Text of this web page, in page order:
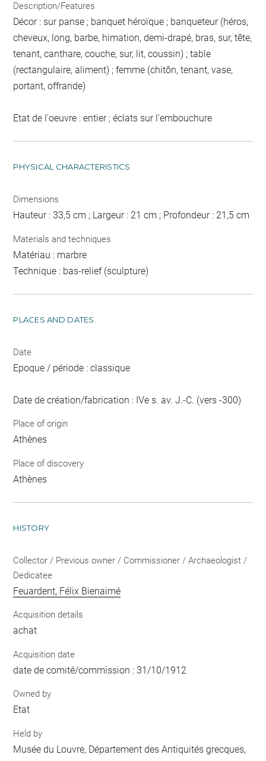
Description/Features
Décor : sur panse ; banquet héroïque ; banqueteur (héros,
cheveux, long, barbe, himation, demi-drapé, bras, sur, tête,
tenant, canthare, couche, sur, lit, coussin) ; table
(rectangulaire, aliment) ; femme (chitôn, tenant, vase,
portant, offrande)
Etat de l'oeuvre : entier ; éclats sur l'embouchure
PHYSICAL CHARACTERISTICS
Dimensions
Hauteur : 33,5 cm ; Largeur : 21 cm ; Profondeur : 21,5 cm
Materials and techniques
Matériau : marbre
Technique : bas-relief (sculpture)
PLACES AND DATES
Date
Epoque / période : classique
Date de création/fabrication : IVe s. av. J.-C. (vers -300)
Place of origin
Athènes
Place of discovery
Athènes
HISTORY
Collector / Previous owner / Commissioner / Archaeologist /
Dedicatee
Feuardent, Félix Bienaimé
Acquisition details
achat
Acquisition date
date de comité/commission : 31/10/1912
Owned by
Etat
Held by
Musée du Louvre, Département des Antiquités grecques,